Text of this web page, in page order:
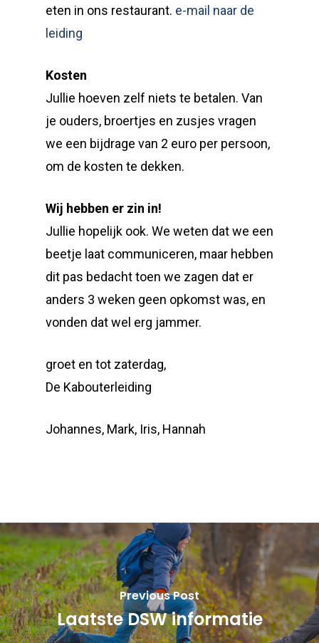
eten in ons restaurant. e-mail naar de
leiding
Kosten
Jullie hoeven zelf niets te betalen. Van
je ouders, broertjes en zusjes vragen
we een bijdrage van 2 euro per persoon,
om de kosten te dekken.
Wij hebben er zin in!
Jullie hopelijk ook. We weten dat we een
beetje laat communiceren, maar hebben
dit pas bedacht toen we zagen dat er
anders 3 weken geen opkomst was, en
vonden dat wel erg jammer.
groet en tot zaterdag,
De Kabouterleiding
Johannes, Mark, Iris, Hannah
Previous Post
Laatste DSW informatie